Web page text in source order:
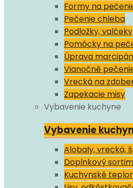
Formy na
Pečenie chleba
Podložky, valčeky
Pomôcky na
Úprava
Vianočné
Vrecká na
Zapekacie misy
Vybavenie kuchyne
Vybavenie
Alobaly, vrecká,
Doplnkový
Kuchynské